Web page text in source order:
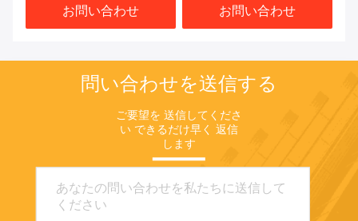
お問い合わせ お問い合わせ
問い合わせを送信する
ご要望を 送信してくださ
い できるだけ早く 返信
します